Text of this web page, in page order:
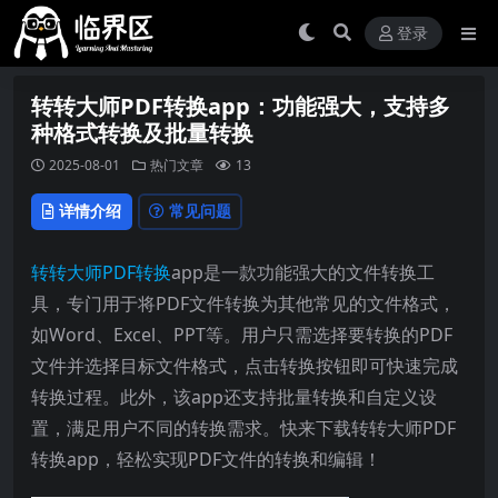
登录
转转大师PDF转换app：功能强大，支持多
种格式转换及批量转换
2025-08-01 热门文章 13
详情介绍 常见问题
转转大师PDF转换app是一款功能强大的文件转换工
具，专门用于将PDF文件转换为其他常见的文件格式，
如Word、Excel、PPT等。用户只需选择要转换的PDF
文件并选择目标文件格式，点击转换按钮即可快速完成
转换过程。此外，该app还支持批量转换和自定义设
置，满足用户不同的转换需求。快来下载转转大师PDF
转换app，轻松实现PDF文件的转换和编辑！